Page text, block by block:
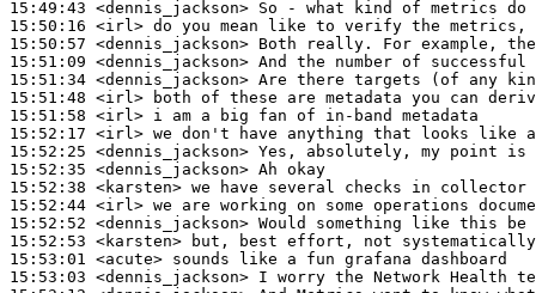
15:49:43 <dennis_jackson>
15:50:16 <irl>
15:50:57 <dennis_jackson>
15:51:09 <dennis_jackson>
15:51:34 <dennis_jackson>
15:51:48 <irl>
15:51:58 <irl>
15:52:17 <irl>
15:52:25 <dennis_jackson>
15:52:35 <dennis_jackson>
15:52:38 <karsten>
15:52:44 <irl>
15:52:52 <dennis_jackson>
15:52:53 <karsten>
15:53:01 <acute>
15:53:03 <dennis_jackson>